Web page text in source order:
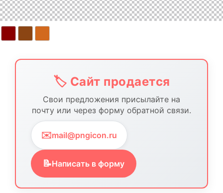
🏷️ Сайт продается
Свои предложения присылайте на
почту или через форму обратной связи.
✉️mail@pngicon.ru
📝Написать в форму